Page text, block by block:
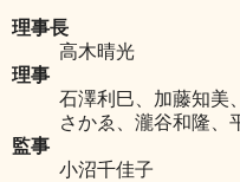
理事長
高木晴光
理事
石澤利巳、加藤知美
さかゑ、瀧谷和隆、
監事
小沼千佳子